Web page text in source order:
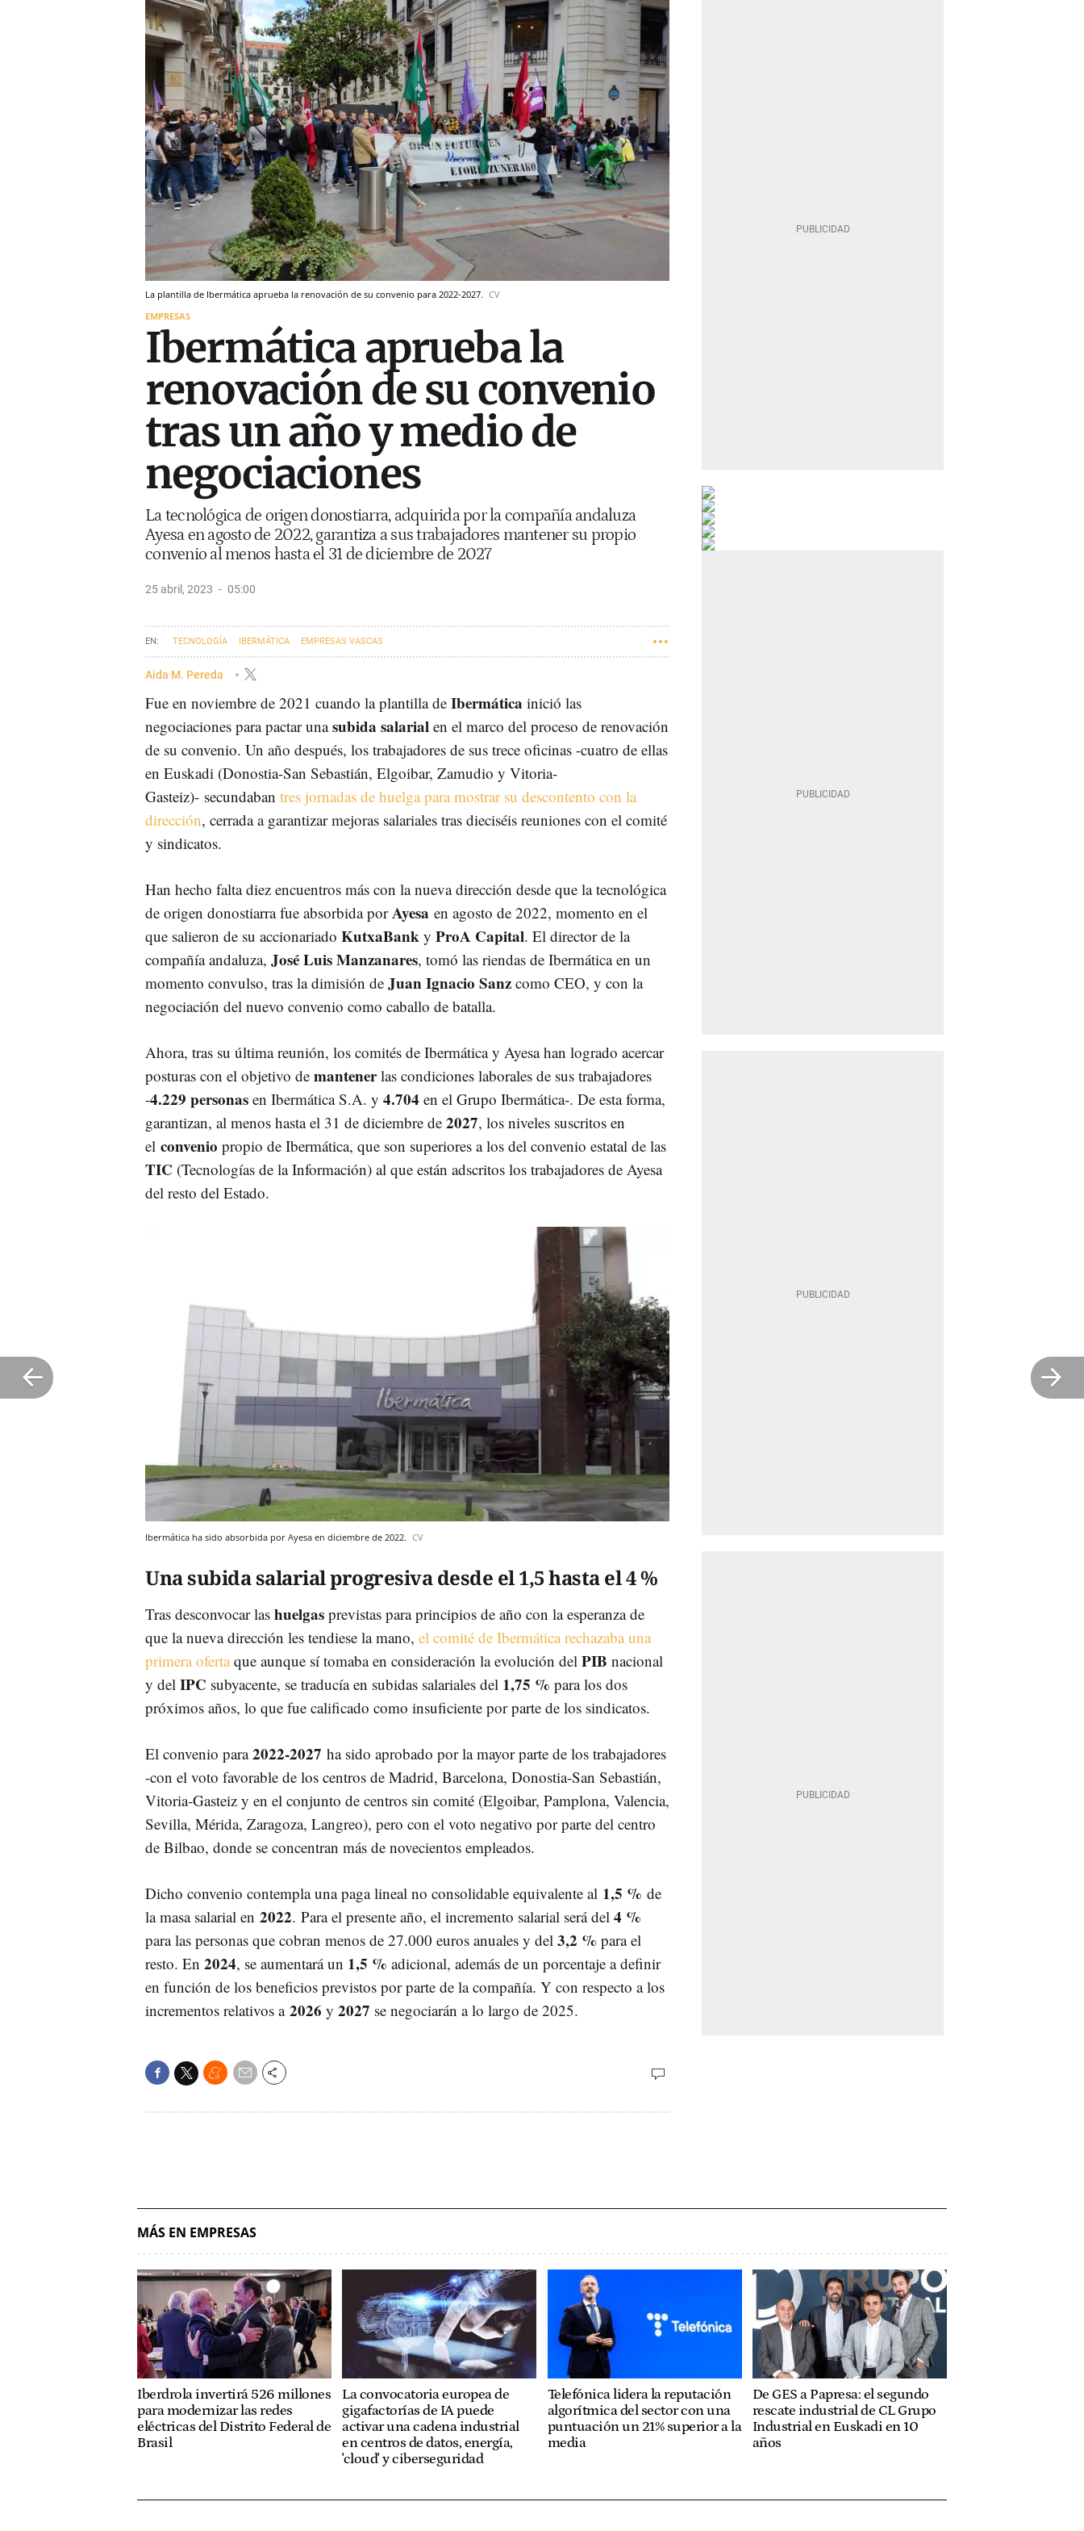
La plantilla de Ibermática aprueba la renovación de su convenio para 2022-2027. CV
EMPRESAS
Ibermática aprueba la
renovación de su convenio
tras un año y medio de
negociaciones
La tecnológica de origen donostiarra, adquirida por la compañía andaluza
Ayesa en agosto de 2022, garantiza a sus trabajadores mantener su propio
convenio al menos hasta el 31 de diciembre de 2027
25 abril, 2023 05:00
TECNOLOGÍA IBERMÁTICA EMPRESAS VASCAS
Aida M. Pereda
Fue en noviembre de 2021 cuando la plantilla de Ibermática inició las
negociaciones para pactar unasubida salarial en el marco del proceso de renovación
de su convenio. Un año después, los trabajadores de sus trece oficinas -cuatro de ellas
en Euskadi (Donostia-San Sebastián, Elgoibar, Zamudio y Vitoria-
Gasteiz)- secundaban tres jornadas de huelga para mostrar su descontento con la
dirección, cerrada a garantizar mejoras salariales tras dieciséis reuniones con el comité
y sindicatos.
Han hecho falta diez encuentros más con la nueva dirección desde que la tecnológica
de origen donostiarra fue absorbida porAyesa en agosto de 2022, momento en el
que salieron de su accionariado KutxaBank y ProA Capital. El director de la
compañía andaluza, JoséLuisManzanares, tomó las riendas de Ibermática en un
momento convulso, tras la dimisión de JuanIgnacio Sanz como CEO, y con la
negociación del nuevo convenio como caballo de batalla.
Ahora, tras su última reunión, los comités de Ibermática y Ayesa han logrado acercar
posturas con el objetivo de mantenerlas condiciones laborales de sus trabajadores
-4.229 personas en Ibermática S.A. y 4.704 en el Grupo Ibermática-. De esta forma,
garantizan, al menos hasta el 31 de diciembre de 2027, los niveles suscritos en
el convenio propio de Ibermática, que son superiores a los del convenio estatal de las
TIC (Tecnologías de la Información) al que están adscritos los trabajadores de Ayesa
del resto del Estado.
Ibermática ha sido absorbida por Ayesa en diciembre de 2022. CV
Una subida salarial progresiva desde el 1,5 hasta el 4 %
Tras desconvocar las huelgas previstas para principios de año con la esperanza de
que la nueva dirección les tendiese la mano, el comité de Ibermática rechazaba una
primera ofertaque aunque sí tomaba en consideración la evolución del PIB nacional
y del IPC subyacente, se traducía en subidas salariales del 1,75 % para los dos
próximos años, lo que fue calificado como insuficiente por parte de los sindicatos.
El convenio para2022-2027 ha sido aprobado por la mayor parte de los trabajadores
-con el voto favorable de los centros de Madrid, Barcelona, Donostia-San Sebastián,
Vitoria-Gasteiz y en el conjunto de centros sin comité (Elgoibar, Pamplona, Valencia,
Sevilla, Mérida, Zaragoza, Langreo), pero con el voto negativo por parte del centro
de Bilbao, donde se concentran más de novecientos empleados.
Dicho convenio contempla una paga lineal no consolidable equivalente al 1,5 % de
la masa salarial en 2022. Para el presente año, el incremento salarial será del 4 %
para las personas que cobran menos de 27.000 euros anuales y del 3,2 % para el
resto. En 2024, se aumentará un 1,5 % adicional, además de un porcentaje a definir
en función de los beneficios previstos por parte de la compañía. Y con respecto a los
incrementos relativos a 2026 y 2027 se negociarán a lo largo de 2025.
MÁS EN EMPRESAS
Iberdrola invertirá 526 millones
para modernizar las redes
eléctricas del Distrito Federal de
Brasil
La convocatoria europea de
gigafactorías de IA puede
activar una cadena industrial
en centros de datos, energía,
'cloud' y ciberseguridad
Telefónica lidera la reputación
algorítmica del sector con una
puntuación un 21% superior a la
media
De GES a Papresa: el segundo
rescate industrial de CL Grupo
Industrial en Euskadi en 10
años